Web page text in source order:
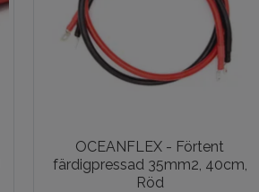
OCEANFLEX - Förtent
färdigpressad 35mm2, 40cm,
Röd